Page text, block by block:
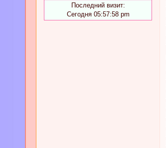
Последний визит:
Сегодня 05:57:58 pm